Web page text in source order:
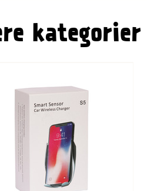
kategorier